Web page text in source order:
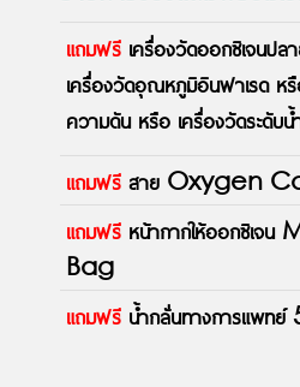
แถมฟรี เครื่องวัดออกซิเจนปล
เครื่องวัดอุณหภูมิอินฟาเรด ห
ความดัน หรือ เครื่องวัดระดับน้
แถมฟรี สาย Oxygen
แถมฟรี หน้ากากให้ออกซิเจ
Bag
แถมฟรี น้ำกลั่นทางการแพท